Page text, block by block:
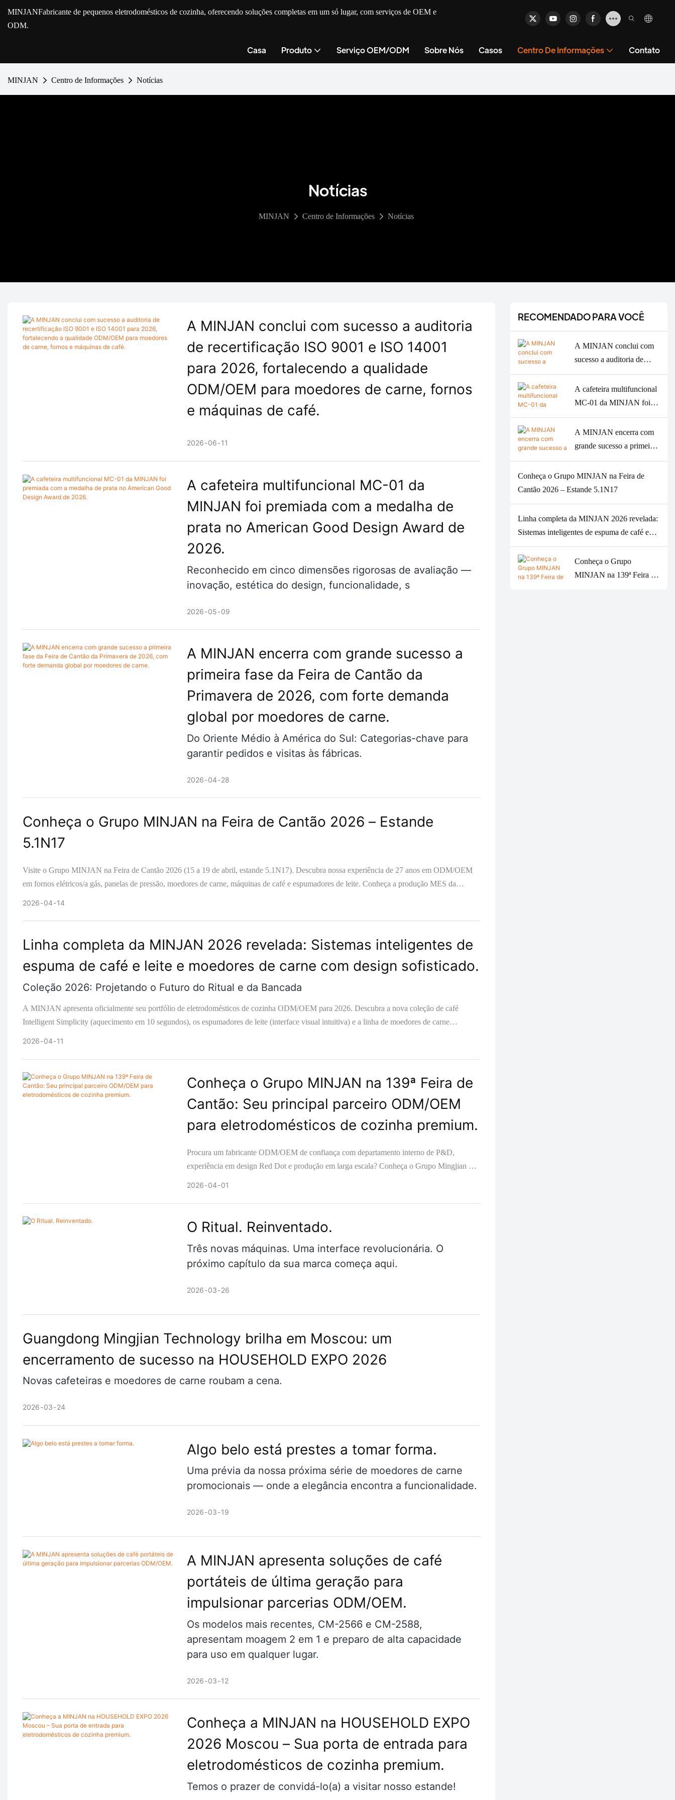
MINJANFabricante de pequenos eletrodomésticos de cozinha, oferecendo soluções completas em um só lugar, com serviços de OEM e
ODM.
Casa Produto Serviço OEM/ODM Sobre Nós Casos Centro De Informações Contato
MINJAN Centro de Informações Notícias
Notícias
MINJAN Centro de Informações Notícias
A MINJAN conclui com sucesso a auditoria
de recertificação ISO 9001 e ISO 14001
para 2026, fortalecendo a qualidade
ODM/OEM para moedores de carne, fornos
e máquinas de café.
2026 06 11
A cafeteira multifuncional MC-01 da
MINJAN foi premiada com a medalha de
prata no American Good Design Award de
2026.
Reconhecido em cinco dimensões rigorosas de avaliação —
inovação, estética do design, funcionalidade, s
2026 05 09
A MINJAN encerra com grande sucesso a
primeira fase da Feira de Cantão da
Primavera de 2026, com forte demanda
global por moedores de carne.
Do Oriente Médio à América do Sul: Categorias-chave para
garantir pedidos e visitas às fábricas.
2026 04 28
Conheça o Grupo MINJAN na Feira de Cantão 2026 – Estande
5.1N17
Visite o Grupo MINJAN na Feira de Cantão 2026 (15 a 19 de abril, estande 5.1N17). Descubra nossa experiência de 27 anos em ODM/OEM
em fornos elétricos/a gás, panelas de pressão, moedores de carne, máquinas de café e espumadores de leite. Conheça a produção MES da
2026 04 14
Linha completa da MINJAN 2026 revelada: Sistemas inteligentes de
espuma de café e leite e moedores de carne com design sofisticado.
Coleção 2026: Projetando o Futuro do Ritual e da Bancada
A MINJAN apresenta oficialmente seu portfólio de eletrodomésticos de cozinha ODM/OEM para 2026. Descubra a nova coleção de café
Intelligent Simplicity (aquecimento em 10 segundos), os espumadores de leite (interface visual intuitiva) e a linha de moedores de carne
2026 04 11
Conheça o Grupo MINJAN na 139ª Feira de
Cantão: Seu principal parceiro ODM/OEM
para eletrodomésticos de cozinha premium.
Procura um fabricante ODM/OEM de confiança com departamento interno de P&D,
experiência em design Red Dot e produção em larga escala? Conheça o Grupo Mingjian na
2026 04 01
O Ritual. Reinventado.
Três novas máquinas. Uma interface revolucionária. O
próximo capítulo da sua marca começa aqui.
2026 03 26
Guangdong Mingjian Technology brilha em Moscou: um
encerramento de sucesso na HOUSEHOLD EXPO 2026
Novas cafeteiras e moedores de carne roubam a cena.
2026 03 24
Algo belo está prestes a tomar forma.
Uma prévia da nossa próxima série de moedores de carne
promocionais — onde a elegância encontra a funcionalidade.
2026 03 19
A MINJAN apresenta soluções de café
portáteis de última geração para
impulsionar parcerias ODM/OEM.
Os modelos mais recentes, CM-2566 e CM-2588,
apresentam moagem 2 em 1 e preparo de alta capacidade
para uso em qualquer lugar.
2026 03 12
Conheça a MINJAN na HOUSEHOLD EXPO
2026 Moscou – Sua porta de entrada para
eletrodomésticos de cozinha premium.
Temos o prazer de convidá-lo(a) a visitar nosso estande!
RECOMENDADO PARA VOCÊ
A MINJAN conclui com
sucesso a auditoria de
recertificação ISO 9001 e
ISO 14001 para 2026,
fortalecendo a qualidade
A cafeteira multifuncional
MC-01 da MINJAN foi
premiada com a medalha
de prata no American
Good Design Award de
A MINJAN encerra com
grande sucesso a primeira
fase da Feira de Cantão da
Primavera de 2026, com
forte demanda global por
Conheça o Grupo MINJAN na Feira de
Cantão 2026 – Estande 5.1N17
Linha completa da MINJAN 2026 revelada:
Sistemas inteligentes de espuma de café e
leite e moedores de carne com design
sofisticado.
Conheça o Grupo
MINJAN na 139ª Feira de